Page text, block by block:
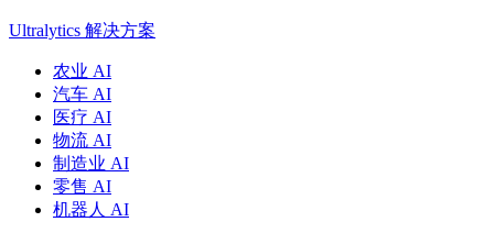
Ultralytics 解决方案
农业 AI
汽车 AI
医疗 AI
物流 AI
制造业 AI
零售 AI
机器人 AI